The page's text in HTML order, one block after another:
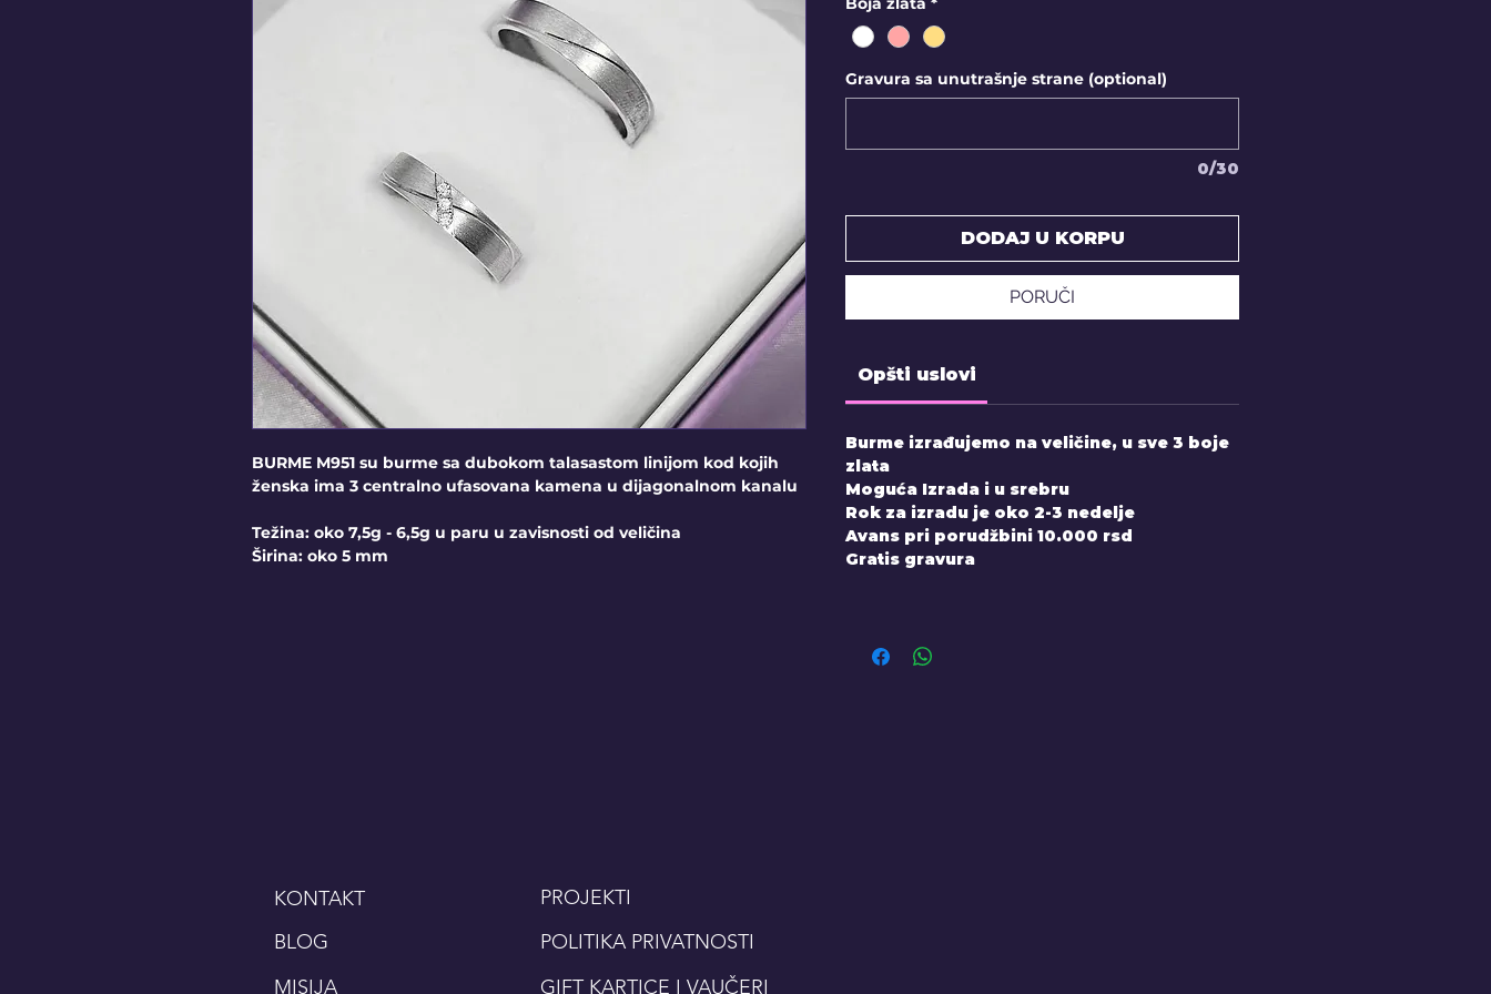
BURME M951 su burme sa dubokom talasastom linijom kod kojih
ženska ima 3 centralno ufasovana kamena u dijagonalnom kanalu
Težina: oko 7,5g - 6,5g u paru u zavisnosti od veličina
Širina: oko 5 mm
Gravura sa unutrašnje strane (optional)
0/30
DODAJ U KORPU
PORUČI
Opšti uslovi
Burme izrađujemo na veličine, u sve 3 boje
zlata
Moguća Izrada i u srebru
Rok za izradu je oko 2-3 nedelje
Avans pri porudžbini 10.000 rsd
Gratis gravura
KONTAKT
PROJEKTI
BLOG
POLITIKA PRIVATNOSTI
MISIJA
GIFT KARTICE I VAUČERI